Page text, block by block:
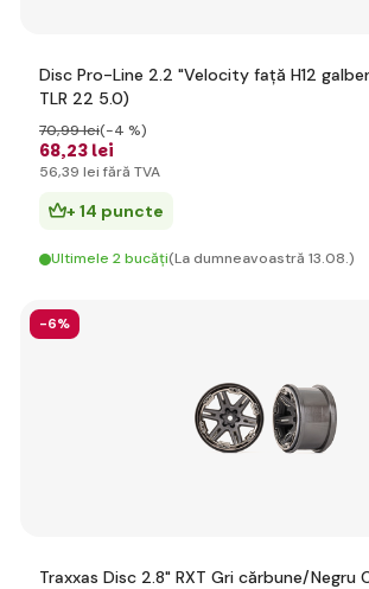
Disc Pro-Line 2.2 "Velocity față H12
TLR 22 5.0)
68,23 lei
70,99 lei(-4 %)
56,39 lei fără TVA
+ 14 puncte
Ultimele 2 bucăți(La dumneavoastră 13.08.)
-6%
Traxxas Disc 2.8" RXT Gri cărbune/Negru